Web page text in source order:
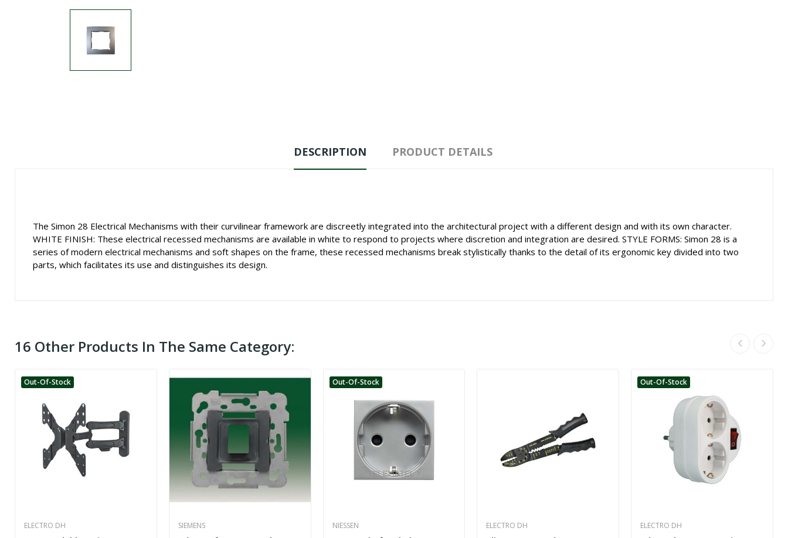
DESCRIPTION PRODUCT DETAILS
The Simon 28 Electrical Mechanisms with their curvilinear framework are discreetly integrated into the architectural project with a different design and with its own character.
WHITE FINISH: These electrical recessed mechanisms are available in white to respond to projects where discretion and integration are desired. STYLE FORMS: Simon 28 is a
series of modern electrical mechanisms and soft shapes on the frame, these recessed mechanisms break stylistically thanks to the detail of its ergonomic key divided into two
parts, which facilitates its use and distinguishes its design.
16 Other Products In The Same Category:
Out-Of-Stock
ELECTRO DH SIEMENS
Out-Of-Stock
NIESSEN ELECTRO DH
Out-Of-Stock
ELECTRO DH